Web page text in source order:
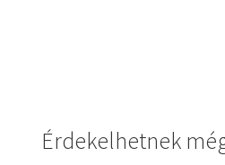
Érdekelhetnek